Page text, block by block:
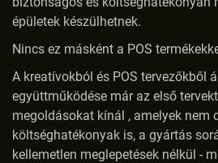
épületek készülhetnek.
Nincs ez másként a POS
A kreatívokból és POS tervezőkből
együttműködése már az első
megoldásokat kínál , amelyek nem
költséghatékonyak is, a gyártás
kellemetlen meglepetések nélkül -